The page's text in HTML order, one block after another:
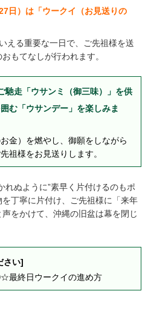
日）は「ウークイ（お見送りの
える重要な一日で、ご先祖様を送
もてなしが行われます。
馳走「ウサンミ（御三味）」を供
む「ウサンデー」を楽しみま
金）を燃やし、御願をしながら
祖様をお見送りします。
れぬように”素早く片付けるのもポ
丁寧に片付け、ご先祖様に「来年
をかけて、沖縄の旧盆は幕を閉じ
さい]
最終日ウークイの進め方